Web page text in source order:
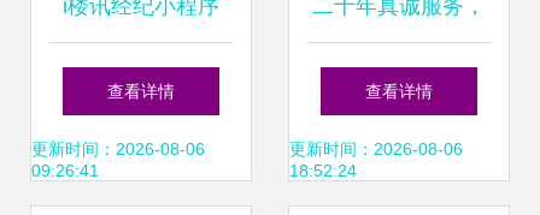
i楼讯经纪小程序
房地产经纪服务的
智能新平台
查看详情
更新时间：2026-08-06
09:26:41
二十年真诚服务，
筑就包头滨河二手
房交易信赖之选
查看详情
更新时间：2026-08-06
18:52:24